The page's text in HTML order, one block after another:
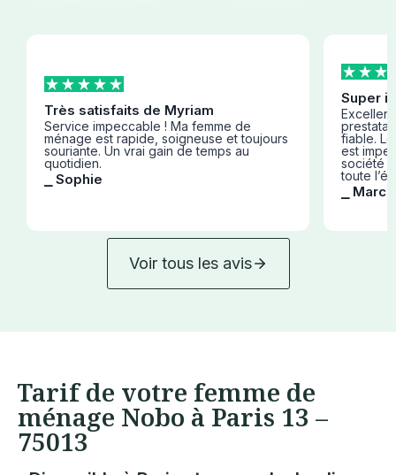
Très satisfaits de Myriam
Service impeccable ! Ma femme de
ménage est rapide, soigneuse et toujours
souriante. Un vrai gain de temps au
quotidien.
⎯ Sophie
Super
fiable.
est
société
toute
⎯ Marc
Voir tous les avis
Tarif de votre femme de
ménage Nobo à Paris 13 –
75013